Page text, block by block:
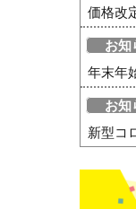
価格改
お知
年末年
お知
新型コ